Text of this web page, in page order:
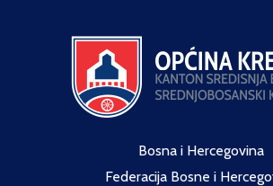
Bosna i Hercegovina
Federacija Bosne i